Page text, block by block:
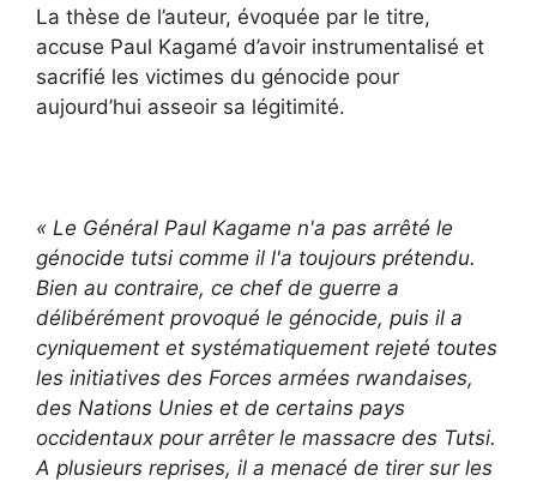
La thèse de l’auteur, évoquée par le titre,
accuse Paul Kagamé d’avoir instrumentalisé et
sacrifié les victimes du génocide pour
aujourd’hui asseoir sa légitimité.
« Le Général Paul Kagame n'a pas arrêté le
génocide tutsi comme il l'a toujours prétendu.
Bien au contraire, ce chef de guerre a
délibérément provoqué le génocide, puis il a
cyniquement et systématiquement rejeté toutes
les initiatives des Forces armées rwandaises,
des Nations Unies et de certains pays
occidentaux pour arrêter le massacre des Tutsi.
A plusieurs reprises, il a menacé de tirer sur les